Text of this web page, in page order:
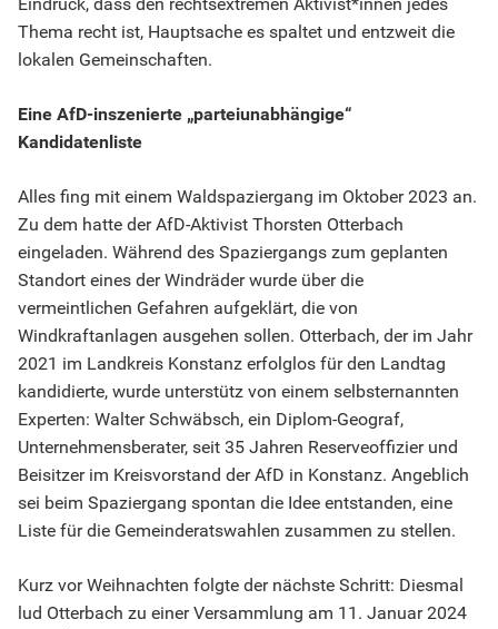
Eindruck, dass den rechtsextremen Aktivist*innen jedes
Thema recht ist, Hauptsache es spaltet und entzweit die
lokalen Gemeinschaften.
Eine AfD-inszenierte „parteiunabhängige“
Kandidatenliste
Alles fing mit einem Waldspaziergang im Oktober 2023 an.
Zu dem hatte der AfD-Aktivist Thorsten Otterbach
eingeladen. Während des Spaziergangs zum geplanten
Standort eines der Windräder wurde über die
vermeintlichen Gefahren aufgeklärt, die von
Windkraftanlagen ausgehen sollen. Otterbach, der im Jahr
2021 im Landkreis Konstanz erfolglos für den Landtag
kandidierte, wurde unterstütz von einem selbsternannten
Experten: Walter Schwäbsch, ein Diplom-Geograf,
Unternehmensberater, seit 35 Jahren Reserveoffizier und
Beisitzer im Kreisvorstand der AfD in Konstanz. Angeblich
sei beim Spaziergang spontan die Idee entstanden, eine
Liste für die Gemeinderatswahlen zusammen zu stellen.
Kurz vor Weihnachten folgte der nächste Schritt: Diesmal
lud Otterbach zu einer Versammlung am 11. Januar 2024